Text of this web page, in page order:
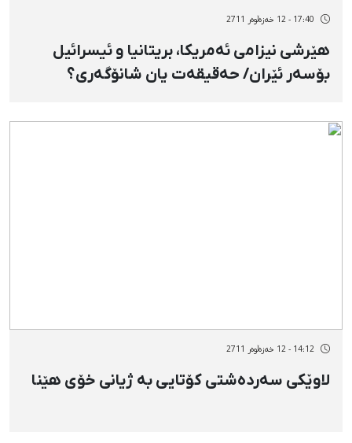
17:40 - 12 خەزەڵوەر 2711
هێرشی نیزامی ئەمریكا، بریتانیا و ئیسرائیل
بۆسەر ئێران/ حەقیقەت یان شانۆگەری؟
14:12 - 12 خەزەڵوەر 2711
لاوێكی سەردەشتی كۆتایی بە ژیانی خۆی هێنا